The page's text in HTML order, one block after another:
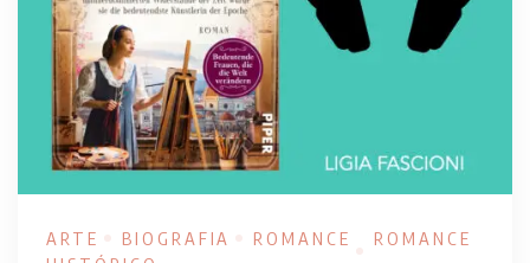
ARTE BIOGRAFIA ROMANCE
ROMANCE